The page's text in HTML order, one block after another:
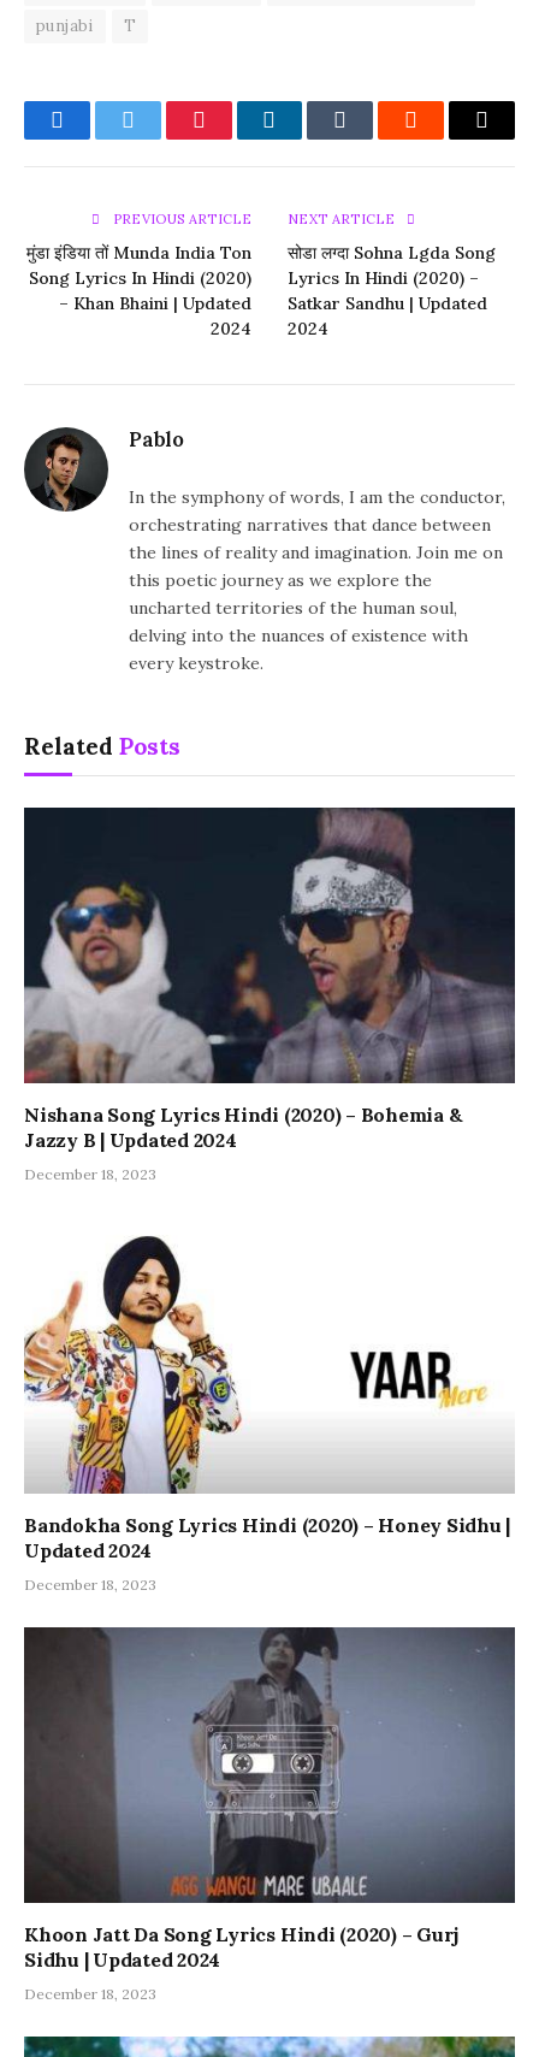
punjabi
T
FacebookTwitter PinterestLinkedInTumblr Reddit Email
PREVIOUS ARTICLE
मुंडा इंडिया तों Munda India Ton
Song Lyrics In Hindi (2020)
– Khan Bhaini | Updated
2024
NEXT ARTICLE
सोडा लग्दा Sohna Lgda Song
Lyrics In Hindi (2020) –
Satkar Sandhu | Updated
2024
Pablo
In the symphony of words, I am the conductor,
orchestrating narratives that dance between
the lines of reality and imagination. Join me on
this poetic journey as we explore the
uncharted territories of the human soul,
delving into the nuances of existence with
every keystroke.
Related Posts
Nishana Song Lyrics Hindi (2020) – Bohemia &
Jazzy B | Updated 2024
December 18, 2023
Bandokha Song Lyrics Hindi (2020) – Honey Sidhu |
Updated 2024
December 18, 2023
Khoon Jatt Da Song Lyrics Hindi (2020) – Gurj
Sidhu | Updated 2024
December 18, 2023